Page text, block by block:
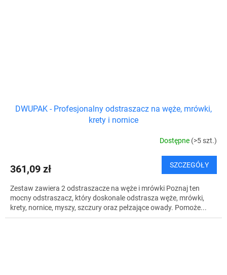
DWUPAK - Profesjonalny odstraszacz na węże, mrówki,
krety i nornice
Dostępne (>5 szt.)
361,09 zł SZCZEGÓŁY
Zestaw zawiera 2 odstraszacze na węże i mrówki Poznaj ten
mocny odstraszacz, który doskonale odstrasza węże, mrówki,
krety, nornice, myszy, szczury oraz pełzające owady. Pomoże...